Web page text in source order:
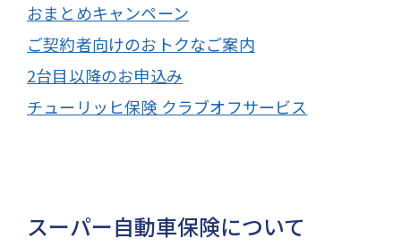
おまとめキャンペーン
ご契約者向けのおトクなご案内
2台目以降のお申込み
チューリッヒ保険 クラブオフサービス
スーパー自動車保険について